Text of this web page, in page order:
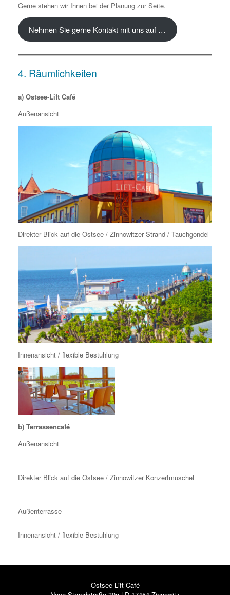
Gerne stehen wir Ihnen bei der Planung zur Seite.
Nehmen Sie gerne Kontakt mit uns auf …
4. Räumlichkeiten
a) Ostsee-Lift Café
Außenansicht
Direkter Blick auf die Ostsee / Zinnowitzer Strand / Tauchgondel
Innenansicht / flexible Bestuhlung
b) Terrassencafé
Außenansicht
Direkter Blick auf die Ostsee / Zinnowitzer Konzertmuschel
Außenterrasse
Innenansicht / flexible Bestuhlung
Ostsee-Lift-Café